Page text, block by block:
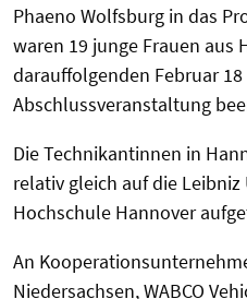
Phaeno Wolfsburg in das
waren 19 junge Frauen aus
darauffolgenden Februar
Abschlussveranstaltung
Die Technikantinnen in
relativ gleich auf die
Hochschule Hannover
An
Niedersachsen, WABCO